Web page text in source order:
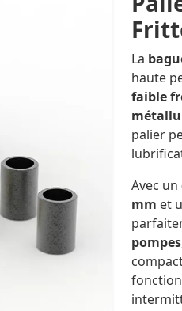
La
haute
faible
palier
Avec un
mm et